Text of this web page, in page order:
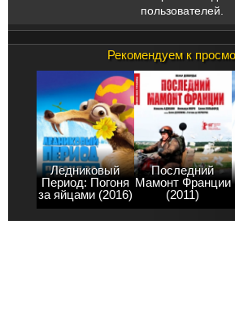
пользователей.
Рекомендуем к
Ледниковый
Период: Погоня
за яйцами (2016)
Последний
Мамонт Франции
(2011)